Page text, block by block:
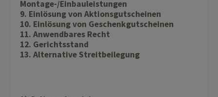
Montage-/Einbauleistungen
9. Einlösung von Aktionsgutscheinen
10. Einlösung von Geschenkgutscheinen
11. Anwendbares Recht
12. Gerichtsstand
13. Alternative Streitbeilegung